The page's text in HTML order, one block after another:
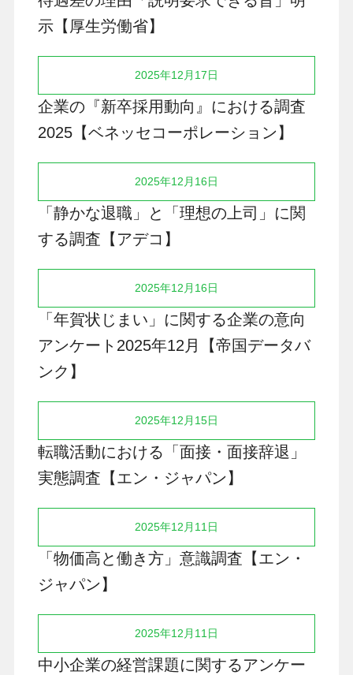
示【厚生労働省】
2025年12月17日
企業の『新卒採用動向』における調査
2025【ベネッセコーポレーション】
2025年12月16日
「静かな退職」と「理想の上司」に関
する調査【アデコ】
2025年12月16日
「年賀状じまい」に関する企業の意向
アンケート2025年12月【帝国データバ
ンク】
2025年12月15日
転職活動における「面接・面接辞退」
実態調査【エン・ジャパン】
2025年12月11日
「物価高と働き方」意識調査【エン・
ジャパン】
2025年12月11日
中小企業の経営課題に関するアンケー